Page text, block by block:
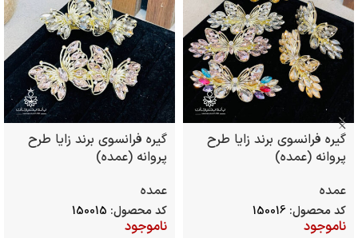
گیره فرانسوی برند زایا طرح
پروانه (عمده)
عمده
کد محصول: 150016
ناموجود
گیره فرانسوی برند زایا طرح
پروانه (عمده)
عمده
کد محصول: 150015
ناموجود